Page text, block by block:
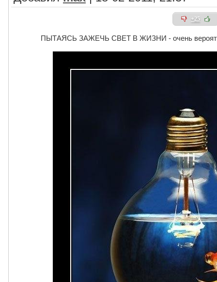
+25
ПЫТАЯСЬ ЗАЖЕЧЬ СВЕТ В ЖИЗНИ - очень